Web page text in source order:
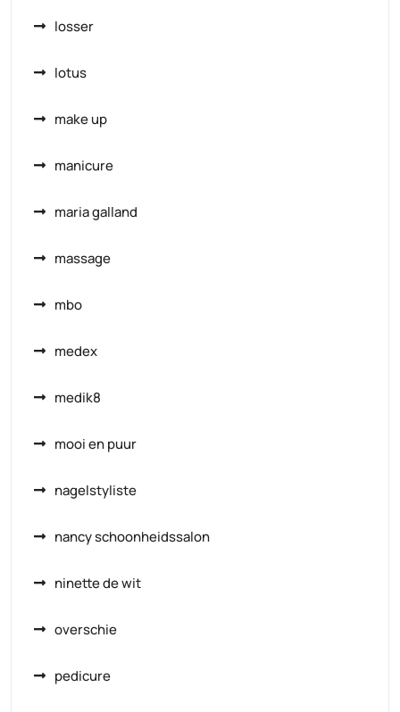
losser
lotus
make up
manicure
maria galland
massage
mbo
medex
medik8
mooi en puur
nagelstyliste
nancy schoonheidssalon
ninette de wit
overschie
pedicure